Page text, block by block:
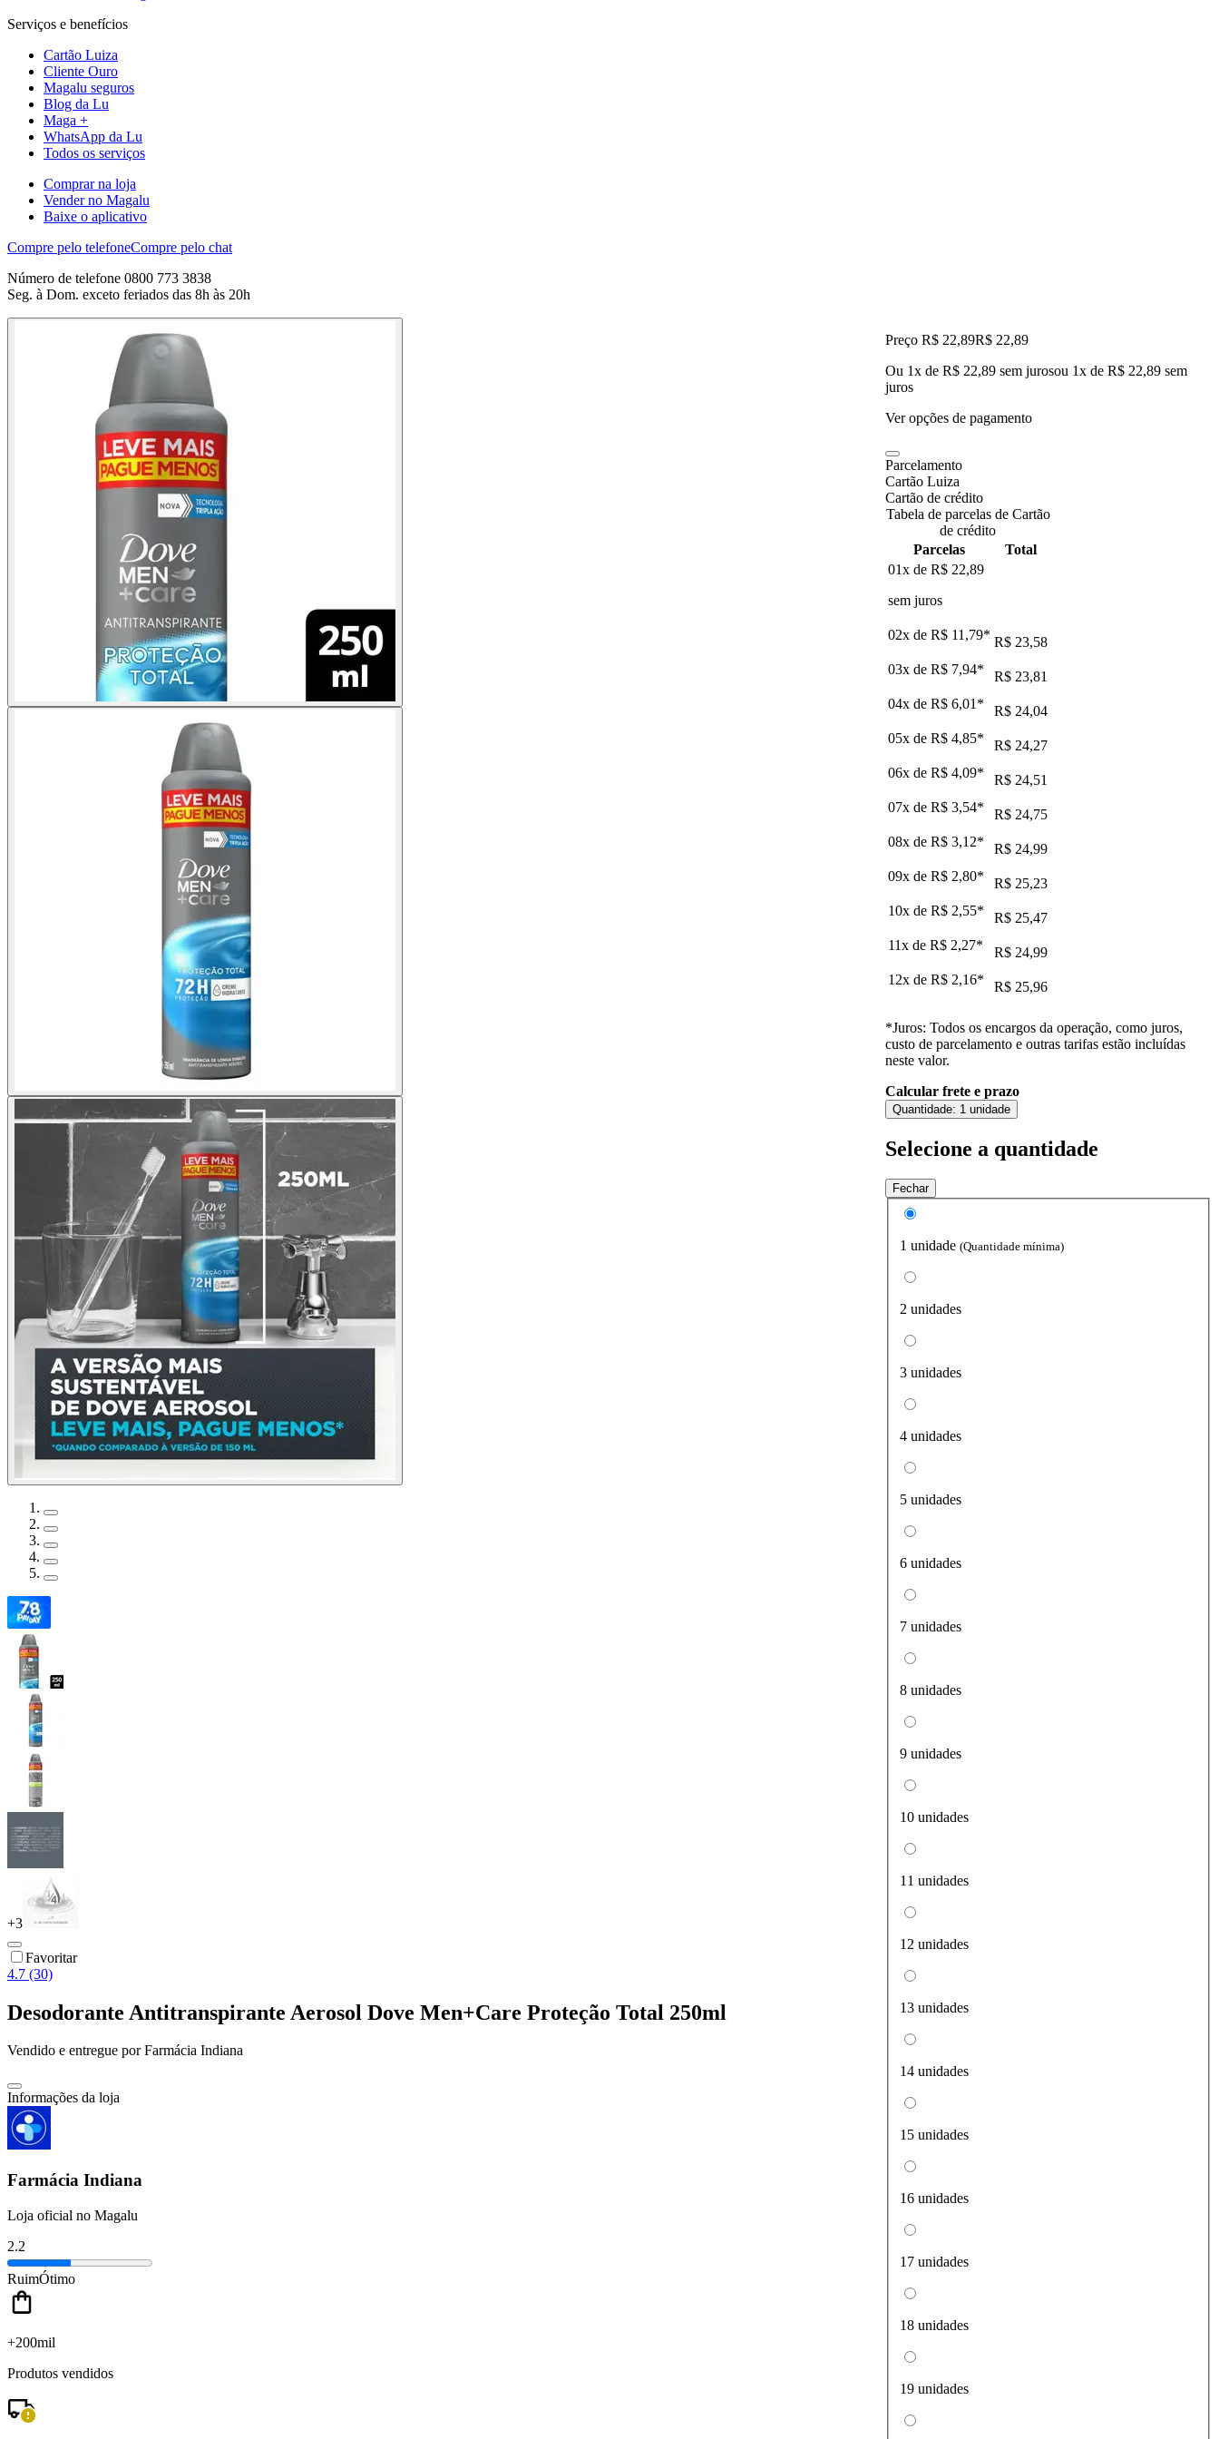
Serviços e benefícios
Cartão Luiza
Cliente Ouro
Magalu seguros
Blog da Lu
Maga +
WhatsApp da Lu
Todos os serviços
Comprar na loja
Vender no Magalu
Baixe o aplicativo
Compre pelo telefoneCompre pelo chat
Número de telefone 0800 773 3838
Seg. à Dom. exceto feriados das 8h às 20h
+3
Favoritar
4.7 (30)
Desodorante Antitranspirante Aerosol Dove Men+Care Proteção Total 250ml
Vendido e entregue por Farmácia Indiana
Informações da loja
Farmácia Indiana
Loja oficial no Magalu
2.2
RuimÓtimo
+200mil
Produtos vendidos
Preço R$ 22,89R$ 22,89
Ou 1x de R$ 22,89 sem jurosou 1x de R$ 22,89 sem
juros
Ver opções de pagamento
Parcelamento
Cartão Luiza
Cartão de crédito
Tabela de parcelas de Cartão
de crédito
Parcelas
Total
01x de R$ 22,89
sem juros
02x de R$ 11,79* R$ 23,58
03x de R$ 7,94*
R$ 23,81
04x de R$ 6,01 *
R$ 24,04
05x de R$ 4,85*
R$ 24,27
06x de R$ 4,09*
R$ 24,51
07x de R$ 3,54*
R$ 24,75
08x de R$ 3,12*
R$ 24,99
09x de R$ 2,80*
R$ 25,23
10x de R$ 2,55*
R$ 25,47
11x de R$ 2,27*
R$ 24,99
12x de R$ 2,16* R$ 25,96
*Juros: Todos os encargos da operação, como juros,
custo de parcelamento e outras tarifas estão incluídas
neste valor.
Calcular frete e prazo
Quantidade: 1 unidade
Selecione a quantidade
Fechar
1 unidade (Quantidade mínima)
2 unidades
3 unidades
4 unidades
5 unidades
6 unidades
7 unidades
8 unidades
9 unidades
10 unidades
11 unidades
12 unidades
13 unidades
14 unidades
15 unidades
16 unidades
17 unidades
18 unidades
19 unidades